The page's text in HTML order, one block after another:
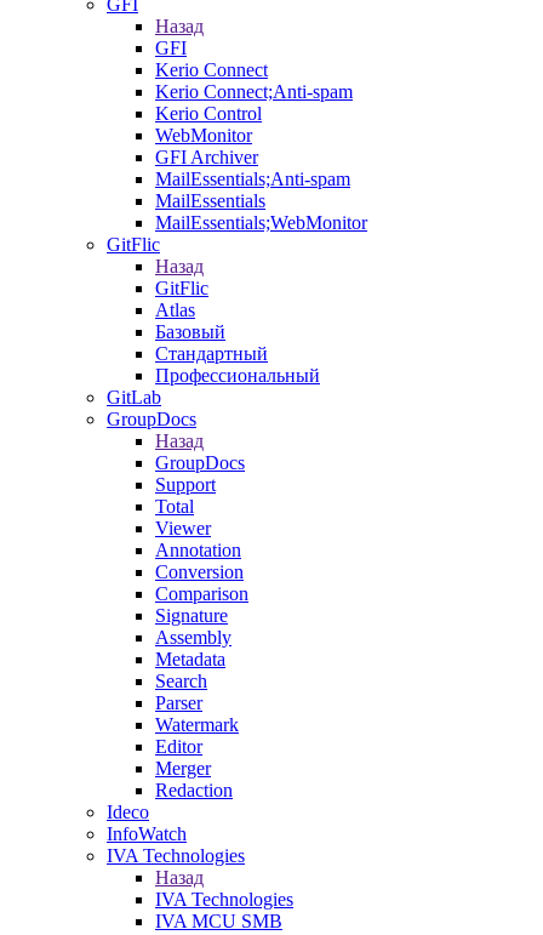
GFI
Назад
GFI
Kerio Connect
Kerio Connect;Anti-spam
Kerio Control
WebMonitor
GFI Archiver
MailEssentials;Anti-spam
MailEssentials
MailEssentials;WebMonitor
GitFlic
Назад
GitFlic
Atlas
Базовый
Стандартный
Профессиональный
GitLab
GroupDocs
Назад
GroupDocs
Support
Total
Viewer
Annotation
Conversion
Comparison
Signature
Assembly
Metadata
Search
Parser
Watermark
Editor
Merger
Redaction
Ideco
InfoWatch
IVA Technologies
Назад
IVA Technologies
IVA MCU SMB